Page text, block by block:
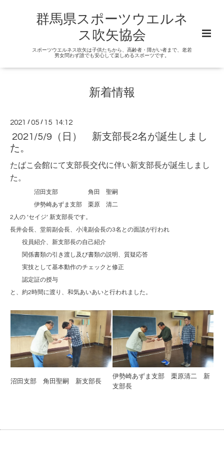
群馬県スポーツウエルネ
ス吹矢協会
スポーツウエルネス吹矢は子供たちから、高齢者・障がい者まで、老若
男女問わず誰でも安心して楽しめるスポーツです。
新着情報
2021 /05 / 15 14:12
2021/5/9（日） 新支部長2名が誕生しまし
た。
たばこ会館にて支部長交代に伴い新支部長が誕生しまし
た。
沼田支部 角田 聖嗣
伊勢崎あずま支部 栗原 清二
2人の ’セイジ’ 新支部長です。
長井会長、堂前副会長、小滝副会長の3名との面談が行われ
役員紹介、新支部長の自己紹介
関係書類の引き渡し及び書類の説明、質疑応答
実技として基本動作のチェックと修正
認定証の授与
と、約2時間に渡り、和気あいあいと行われました。
沼田支部 角田聖嗣 新支部長
伊勢崎あずま支部 栗原清二 新
支部長